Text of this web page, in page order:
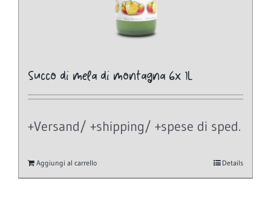
Succo di mela di montagna 6x 1L
+Versand/ +shipping/ +spese di sped.
Aggiungi al carrello Details